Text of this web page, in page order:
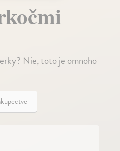
Nie, toto je omnoho